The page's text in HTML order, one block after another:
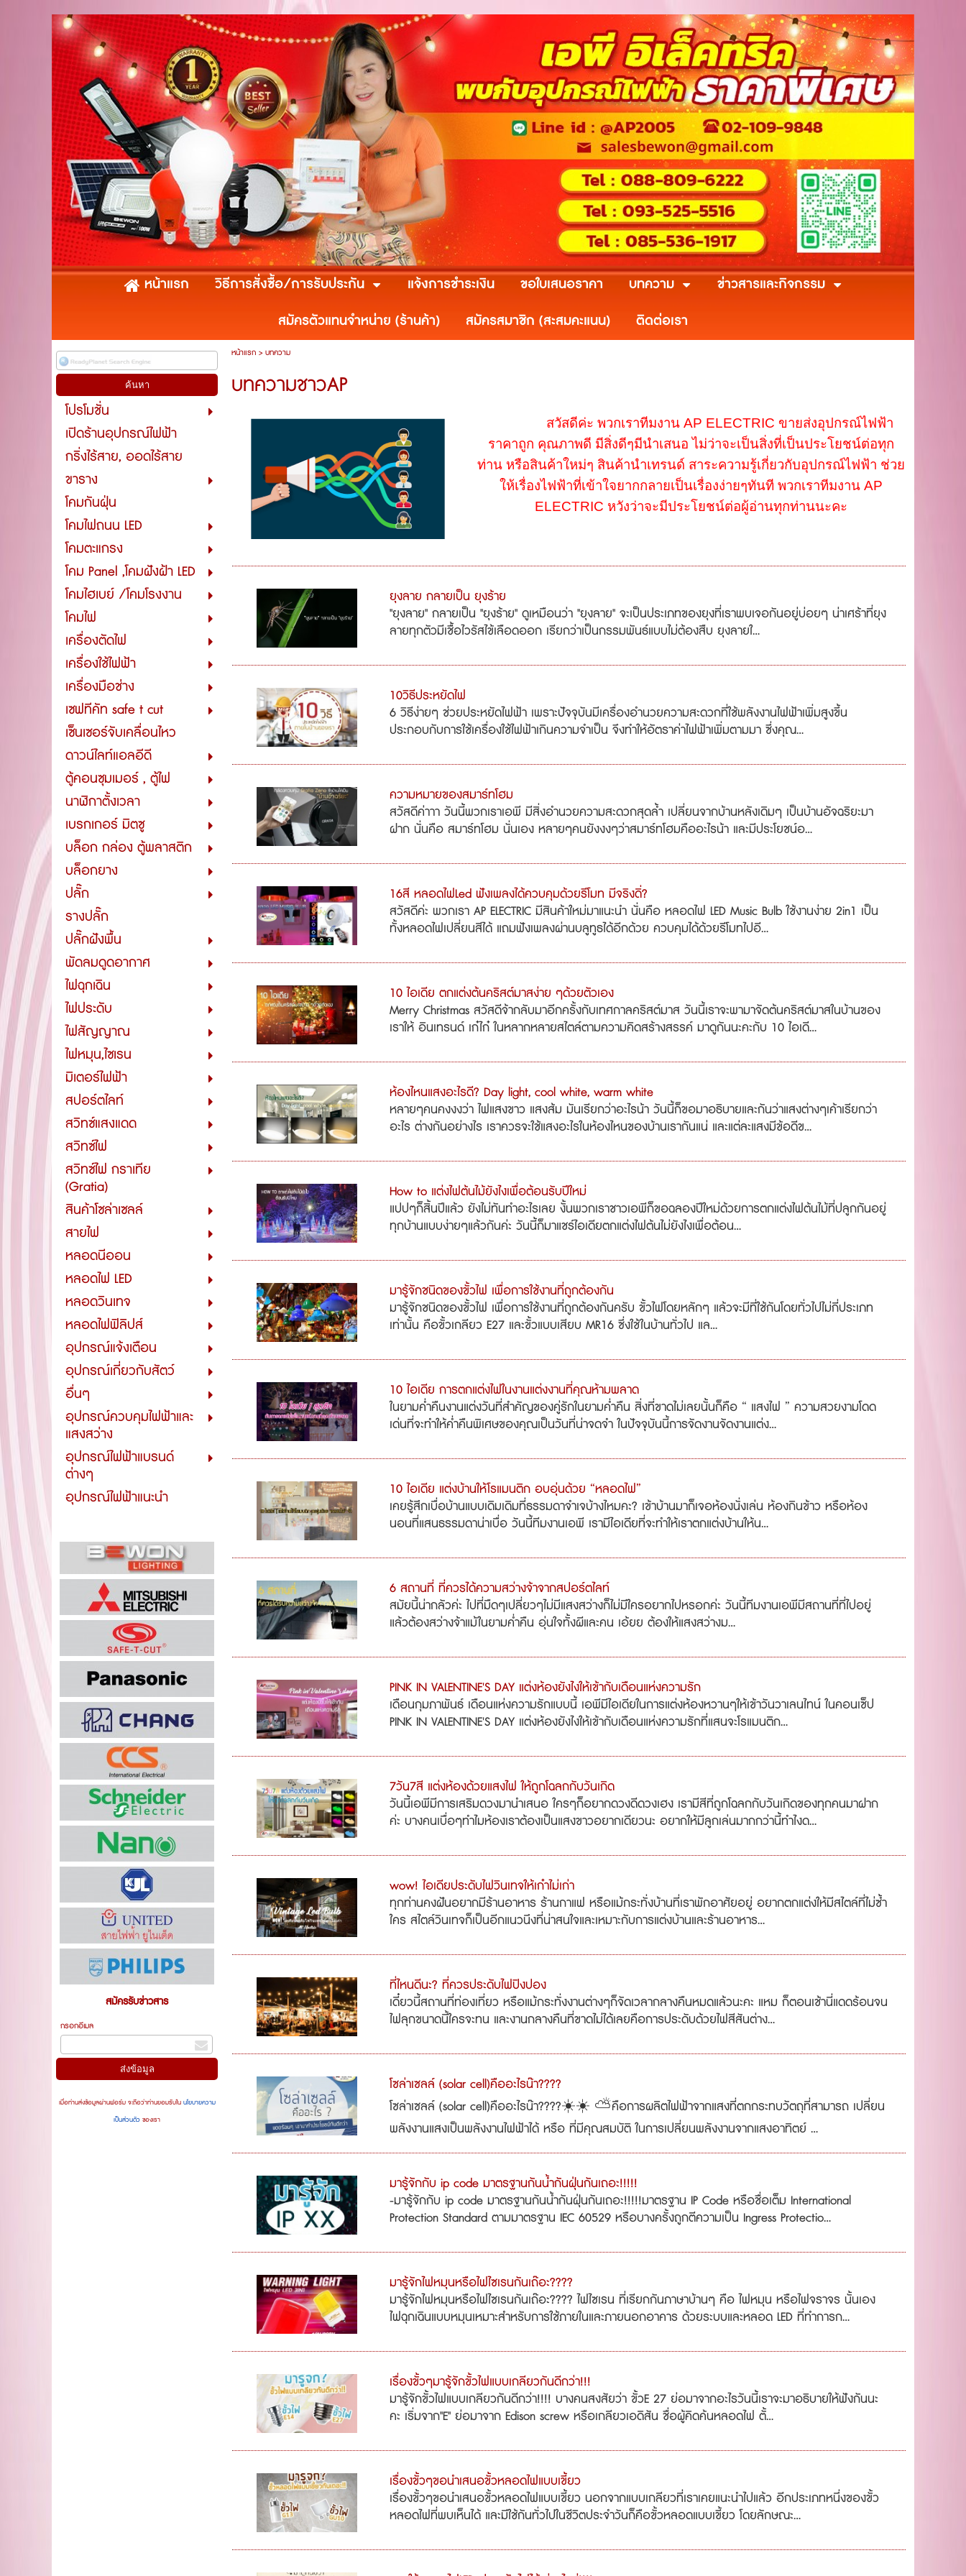
หน้าแรก วิธีการสั่งซื้อ/การรับประกัน แจ้งการชำระเงิน ขอใบเสนอราคา บทความ
ข่าวสารและกิจกรรม
สมัครตัวแทนจำหน่าย (ร้านค้า)
สมัครสมาชิก (สะสมคะแนน) ติดต่อเรา
โปรโมชั่น
เปิดร้านอุปกรณ์ไฟฟ้า
กริ่งไร้สาย, ออดไร้สาย
ขาราง
โคมกันฝุ่น
โคมไฟถนน LED
โคมตะแกรง
โคม Panel ,โคมฝังฝ้า LED
โคมไฮเบย์ /โคมโรงงาน
โคมไฟ
เครื่องตัดไฟ
เครื่องใช้ไฟฟ้า
เครื่องมือช่าง
เซฟทีคัท safe t cut
เซ็นเซอร์จับเคลื่อนไหว
ดาวน์ไลท์แอลอีดี
ตู้คอนซุมเมอร์ , ตู้ไฟ
นาฬิกาตั้งเวลา
เบรกเกอร์ มิตซู
บล็อก กล่อง ตู้พลาสติก
บล็อกยาง
ปลั๊ก
รางปลั๊ก
ปลั๊กฝังพื้น
พัดลมดูดอากาศ
ไฟฉุกเฉิน
ไฟประดับ
ไฟสัญญาณ
ไฟหมุน,ไซเรน
มิเตอร์ไฟฟ้า
สปอร์ตไลท์
สวิทซ์แสงแดด
สวิทซ์ไฟ
สวิทซ์ไฟ กราเทีย
(Gratia)
สินค้าโซล่าเซลล์
สายไฟ
หลอดนีออน
หลอดไฟ LED
หลอดวินเทจ
หลอดไฟฟิลิปส์
อุปกรณ์แจ้งเตือน
อุปกรณ์เกี่ยวกับสัตว์
อื่นๆ
อุปกรณ์ควบคุมไฟฟ้าและ
แสงสว่าง
อุปกรณ์ไฟฟ้าแบรนด์
ต่างๆ
อุปกรณ์ไฟฟ้าแนะนำ
สมัครรับข่าวสาร
กรอกอีเมล
เมื่อท่านส่งข้อมูลผ่านฟอร์ม จะถือว่าท่านยอมรับในนโยบายความ
เป็นส่วนตัวของเรา
หน้าแรก> บทความ
บทความชาวAP
สวัสดีค่ะ พวกเราทีมงาน AP ELECTRIC ขายส่งอุปกรณ์ไฟฟ้า
ราคาถูก คุณภาพดี มีสิ่งดีๆมีนำเสนอ ไม่ว่าจะเป็นสิ่งที่เป็นประโยชน์ต่อทุก
ท่าน หรือสินค้าใหม่ๆ สินค้านำเทรนด์ สาระความรู้เกี่ยวกับอุปกรณ์ไฟฟ้า ช่วย
ให้เรื่องไฟฟ้าที่เข้าใจยากกลายเป็นเรื่องง่ายๆทันที พวกเราทีมงาน AP
ELECTRIC หวังว่าจะมีประโยชน์ต่อผู้อ่านทุกท่านนะคะ
ยุงลาย กลายเป็น ยุงร้าย
"ยุงลาย" กลายเป็น "ยุงร้าย" ดูเหมือนว่า "ยุงลาย" จะเป็นประเภทของยุงที่เราพบเจอกันอยู่บ่อยๆ น่าเศร้าที่ยุง
ลายทุกตัวมีเชื้อไวรัสไข้เลือดออก เรียกว่าเป็นกรรมพันธ์แบบไม่ต้องสืบ ยุงลายใ...
10วิธีประหยัดไฟ
6 วิธีง่ายๆ ช่วยประหยัดไฟฟ้า เพราะปัจจุบันมีเครื่องอำนวยความสะดวกที่ใช้พลังงานไฟฟ้าเพิ่มสูงขึ้น
ประกอบกับการใช้เครื่องใช้ไฟฟ้าเกินความจำเป็น จึงทำให้อัตราค่าไฟฟ้าเพิ่มตามมา ซึ่งคุณ...
ความหมายของสมาร์ทโฮม
สวัสดีค่าาา วันนี้พวกเราเอพี มีสิ่งอำนวยความสะดวกสุดล้ำ เปลี่ยนจากบ้านหลังเดิมๆ เป็นบ้านอัจฉริยะมา
ฝาก นั่นคือ สมาร์ทโฮม นั่นเอง หลายๆคนยังงงๆว่าสมาร์ทโฮมคืออะไรน้า และมีประโยชน์อ...
16สี หลอดไฟLed ฟังเพลงได้ควบคุมด้วยรีโมท มีจริงดิ่?
สวัสดีค่ะ พวกเรา AP ELECTRIC มีสินค้าใหม่มาแนะนำ นั่นคือ หลอดไฟ LED Music Bulb ใช้งานง่าย 2in1 เป็น
ทั้งหลอดไฟเปลี่ยนสีได้ แถมฟังเพลงผ่านบลูทูธได้อีกด้วย ควบคุมได้ด้วยรีโมทไปอี...
10 ไอเดีย ตกแต่งต้นคริสต์มาสง่าย ๆด้วยตัวเอง
Merry Christmas สวัสดีจ้ากลับมาอีกครั้งกับเทศกาลคริสต์มาส วันนี้เราจะพามาจัดต้นคริสต์มาสในบ้านของ
เราให้ อินเทรนด์ เก๋ไก๋ ในหลากหลายสไตล์ตามความคิดสร้างสรรค์ มาดูกันนะคะกับ 10 ไอเดี...
ห้องไหนแสงอะไรดี? Day light, cool white, warm white
หลายๆคนคงงงว่า ไฟแสงขาว แสงส้ม มันเรียกว่าอะไรน้า วันนี้ก็ขอมาอธิบายและกันว่าแสงต่างๆเค้าเรียกว่า
อะไร ต่างกันอย่างไร เราควรจะใช้แสงอะไรในห้องไหนของบ้านเรากันแน่ และแต่ละแสงมีข้อดีข...
How to แต่งไฟต้นไม้ยังไงเพื่อต้อนรับปีใหม่
แปปๆก็สิ้นปีแล้ว ยังไม่ทันทำอะไรเลย งั้นพวกเราชาวเอพีก็ขอฉลองปีใหม่ด้วยการตกแต่งไฟต้นไม้ที่ปลูกกันอยู่
ทุกบ้านแบบง่ายๆแล้วกันค่ะ วันนี้ก็มาแชร์ไอเดียตกแต่งไฟต้นไม่ยังไงเพื่อต้อน...
มารู้จักชนิดของขั้วไฟ เพื่อการใช้งานที่ถูกต้องกัน
มารู้จักชนิดของขั้วไฟ เพื่อการใช้งานที่ถูกต้องกันครับ ขั้วไฟโดยหลักๆ แล้วจะมีที่ใช้กันโดยทั่วไปไม่กี่ประเภท
เท่านั้น คือขั้วเกลียว E27 และขั้วแบบเสียบ MR16 ซึ่งใช้ในบ้านทั่วไป แล...
10 ไอเดีย การตกแต่งไฟในงานแต่งงานที่คุณห้ามพลาด
ในยามค่ำคืนงานแต่งวันที่สำคัญของคู่รักในยามค่ำคืน สิ่งที่ขาดไม่เลยนั้นก็คือ “ แสงไฟ ” ความสวยงามโดด
เด่นที่จะทำให้ค่ำคืนพิเศษของคุณเป็นวันที่น่าจดจำ ในปัจจุบันนี้การจัดงานจัดงานแต่ง...
10 ไอเดีย แต่งบ้านให้โรแมนติก อบอุ่นด้วย “หลอดไฟ”
เคยรู้สึกเบื่อบ้านแบบเดิมเดิมที่ธรรมดาจำเจบ้างไหมคะ? เข้าบ้านมาก็เจอห้องนั่งเล่น ห้องกินข้าว หรือห้อง
นอนที่แสนธรรมดาน่าเบื่อ วันนี้ทีมงานเอพี เรามีไอเดียที่จะทำให้เราตกแต่งบ้านให้น...
6 สถานที่ ที่ควรได้ความสว่างจ้าจากสปอร์ตไลท์
สมัยนี้น่ากลัวค่ะ ไปที่มืดๆเปลี่ยวๆไม่มีแสงสว่างก็ไม่มีใครอยากไปหรอกค่ะ วันนี้ทีมงานเอพีมีสถานที่ที่ไปอยู่
แล้วต้องสว่างจ้าแม้ในยามค่ำคืน อุ่นใจทั้งผีและคน เอ้ยย ต้องให้แสงสว่างม...
PINK IN VALENTINE'S DAY แต่งห้องยังไงให้เข้ากับเดือนแห่งความรัก
เดือนกุมภาพันธ์ เดือนแห่งความรักแบบนี้ เอพีมีไอเดียในการแต่งห้องหวานๆให้เข้าวันวาเลนไทน์ ในคอนเซ็ป
PINK IN VALENTINE'S DAY แต่งห้องยังไงให้เข้ากับเดือนแห่งความรักที่แสนจะโรแมนติก...
7วัน7สี แต่งห้องด้วยแสงไฟ ให้ถูกโฉลกกับวันเกิด
วันนี้เอพีมีการเสริมดวงมานำเสนอ ใครๆก็อยากดวงดีดวงเฮง เรามีสีที่ถูกโฉลกกับวันเกิดของทุกคนมาฝาก
ค่ะ บางคนเบื่อๆทำไมห้องเราต้องเป็นแสงขาวอยากเดียวนะ อยากให้มีลูกเล่นมากกว่านี้ทำไงด...
wow! ไอเดียประดับไฟวินเทจให้เก๋าไม่เก่า
ทุกท่านคงฝันอยากมีร้านอาหาร ร้านกาแฟ หรือแม้กระทั่งบ้านที่เราพักอาศัยอยู่ อยากตกแต่งให้มีสไตล์ที่ไม่ซ้ำ
ใคร สไตล์วินเทจก็เป็นอีกแนวนึงที่น่าสนใจและเหมาะกับการแต่งบ้านและร้านอาหาร...
ที่ไหนดีนะ? ที่ควรประดับไฟปิงปอง
เดี๋ยวนี้สถานที่ท่องเที่ยว หรือแม้กระทั่งงานต่างๆก็จัดเวลากลางคืนหมดแล้วนะคะ แหม ก็ตอนเช้านี่แดดร้อนจน
ไฟลุกขนาดนี้ใครจะทน และงานกลางคืนที่ขาดไม่ได้เลยคือการประดับด้วยไฟสีสันต่าง...
โซล่าเซลล์ (solar cell)คืออะไรน๊า????
โซล่าเซลล์ (solar cell)คืออะไรน๊า????☀️☀️ ⛅️คือการผลิตไฟฟ้าจากแสงที่ตกกระทบวัตถุที่สามารถ เปลี่ยน
พลังงานแสงเป็นพลังงานไฟฟ้าได้ หรือ ที่มีคุณสมบัติ ในการเปลี่ยนพลังงานจากแสงอาทิตย์ ...
มารู้จักกับ ip code มาตรฐานกันน้ำกันฝุ่นกันเถอะ!!!!!
-มารู้จักกับ ip code มาตรฐานกันน้ำกันฝุ่นกันเถอะ!!!!!มาตรฐาน IP Code หรือชื่อเต็ม International
Protection Standard ตามมาตรฐาน IEC 60529 หรือบางครั้งถูกตีความเป็น Ingress Protectio...
มารู้จักไฟหมุนหรือไฟไซเรนกันเถ๊อะ????
มารู้จักไฟหมุนหรือไฟไซเรนกันเถ๊อะ???? ไฟไซเรน ที่เรียกกันภาษาบ้านๆ คือ ไฟหมุน หรือไฟจราจร นั้นเอง
ไฟฉุกเฉินแบบหมุนเหมาะสำหรับการใช้ภายในและภายนอกอาคาร ด้วยระบบและหลอด LED ที่ทำการก...
เรื่องขั้วๆมารู้จักขั้วไฟแบบเกลียวกันดีกว่า!!!
มารู้จักขั้วไฟแบบเกลียวกันดีกว่า!!!! บางคนสงสัยว่า ขั้วE 27 ย่อมาจากอะไรวันนี้เราจะมาอธิบายให้ฟังกันนะ
คะ เริ่มจาก"E" ย่อมาจาก Edison screw หรือเกลียวเอดิสัน ชื่อผู้คิดค้นหลอดไฟ ตั้...
เรื่องขั้วๆขอนำเสนอขั้วหลอดไฟแบบเขี้ยว
เรื่องขั้วๆขอนำเสนอขั้วหลอดไฟแบบเขี้ยว นอกจากแบบเกลียวที่เราเคยแนะนำไปแล้ว อีกประเภทหนึ่งของขั้ว
หลอดไฟที่พบเห็นได้ และมีใช้กันทั่วไปในชีวิตประจำวันก็คือขั้วหลอดแบบเขี้ยว โดยลักษณะ...